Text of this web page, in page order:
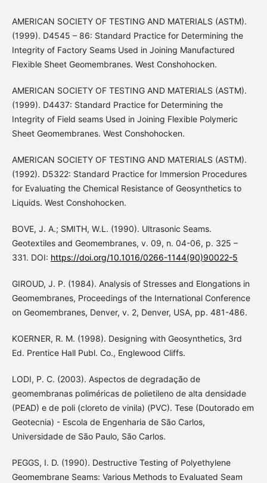
AMERICAN SOCIETY OF TESTING AND MATERIALS (ASTM).
(1999). D4545 – 86: Standard Practice for Determining the
Integrity of Factory Seams Used in Joining Manufactured
Flexible Sheet Geomembranes. West Conshohocken.
AMERICAN SOCIETY OF TESTING AND MATERIALS (ASTM).
(1999). D4437: Standard Practice for Determining the
Integrity of Field seams Used in Joining Flexible Polymeric
Sheet Geomembranes. West Conshohocken.
AMERICAN SOCIETY OF TESTING AND MATERIALS (ASTM).
(1992). D5322: Standard Practice for Immersion Procedures
for Evaluating the Chemical Resistance of Geosynthetics to
Liquids. West Conshohocken.
BOVE, J. A.; SMITH, W.L. (1990). Ultrasonic Seams.
Geotextiles and Geomembranes, v. 09, n. 04-06, p. 325 –
331. DOI: https://doi.org/10.1016/0266-1144(90)90022-5
GIROUD, J. P. (1984). Analysis of Stresses and Elongations in
Geomembranes, Proceedings of the International Conference
on Geomembranes, Denver, v. 2, Denver, USA, pp. 481-486.
KOERNER, R. M. (1998). Designing with Geosynthetics, 3rd
Ed. Prentice Hall Publ. Co., Englewood Cliffs.
LODI, P. C. (2003). Aspectos de degradação de
geomembranas poliméricas de polietileno de alta densidade
(PEAD) e de poli (cloreto de vinila) (PVC). Tese (Doutorado em
Geotecnia) - Escola de Engenharia de São Carlos,
Universidade de São Paulo, São Carlos.
PEGGS, I. D. (1990). Destructive Testing of Polyethylene
Geomembrane Seams: Various Methods to Evaluated Seam